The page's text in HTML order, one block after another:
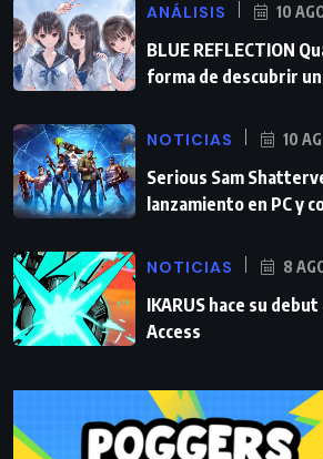
ANÁLISIS 10
BLUE REFLECTION
forma de descubrir
NOTICIAS 10
Serious Sam
lanzamiento en PC y
NOTICIAS 8
IKARUS hace su
Access